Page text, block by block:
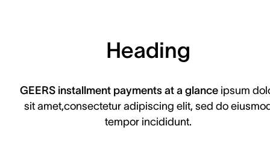
Heading
GEERS installment payments at a glanceipsum
sit amet,consectetur adipiscing elit, sed do
tempor incididunt.